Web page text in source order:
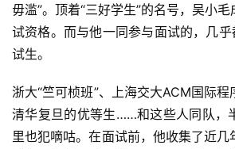
毋滥”。顶着“三好学生”的名号，吴小
试资格。而与他一同参与面试的，几乎
试生。
浙大“竺可桢班”、上海交大ACM国际程
清华复旦的优等生……和这些人同队，
里也犯嘀咕。在面试前，他收集了近几